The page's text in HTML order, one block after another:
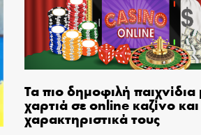
Τα πιο δημοφιλή παιχνίδια
χαρτιά σε online καζίνο
χαρακτηριστικά τους